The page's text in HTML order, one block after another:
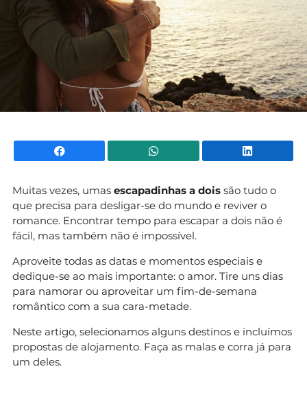
Facebook WhatsApp
Muitas vezes, umas escapadinhas a dois são tudo o
que precisa para desligar-se do mundo e reviver o
romance. Encontrar tempo para escapar a dois não é
fácil, mas também não é impossível.
Aproveite todas as datas e momentos especiais e
dedique-se ao mais importante: o amor. Tire uns dias
para namorar ou aproveitar um fim-de-semana
romântico com a sua cara-metade.
Neste artigo, selecionamos alguns destinos e incluímos
propostas de alojamento. Faça as malas e corra já para
um deles.